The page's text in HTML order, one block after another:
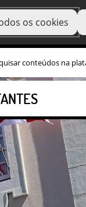
os cookies